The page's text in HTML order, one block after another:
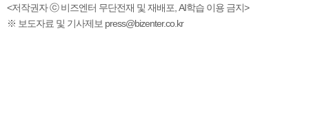
<저작권자 ⓒ 비즈엔터 무단전재 및 재배포, AI학습 이용 금지>
※ 보도자료 및 기사제보 press@bizenter.co.kr